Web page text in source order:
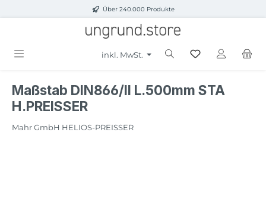
Zum Hauptinhalt springenÜber 240.000 Produkte
inkl. MwSt.
Maßstab DIN866/II L.500mm STA
H.PREISSER
Mahr GmbH HELIOS-PREISSER